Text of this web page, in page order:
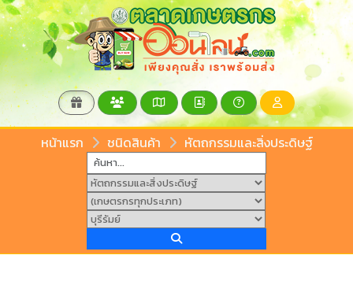
หน้าแรก ชนิดสินค้า หัตถกรรมและสิ่งประดิษฐ์